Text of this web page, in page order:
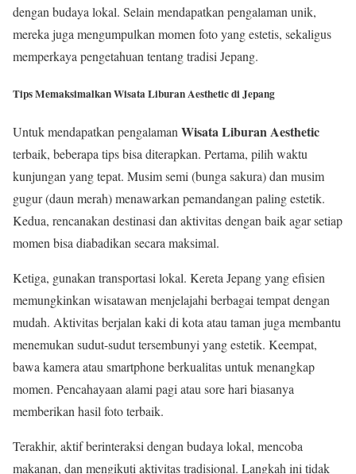
dengan budaya lokal. Selain mendapatkan pengalaman unik,
mereka juga mengumpulkan momen foto yang estetis, sekaligus
memperkaya pengetahuan tentang tradisi Jepang.
Tips Memaksimalkan Wisata Liburan Aesthetic di Jepang
Untuk mendapatkan pengalaman Wisata Liburan Aesthetic
terbaik, beberapa tips bisa diterapkan. Pertama, pilih waktu
kunjungan yang tepat. Musim semi (bunga sakura) dan musim
gugur (daun merah) menawarkan pemandangan paling estetik.
Kedua, rencanakan destinasi dan aktivitas dengan baik agar setiap
momen bisa diabadikan secara maksimal.
Ketiga, gunakan transportasi lokal. Kereta Jepang yang efisien
memungkinkan wisatawan menjelajahi berbagai tempat dengan
mudah. Aktivitas berjalan kaki di kota atau taman juga membantu
menemukan sudut-sudut tersembunyi yang estetik. Keempat,
bawa kamera atau smartphone berkualitas untuk menangkap
momen. Pencahayaan alami pagi atau sore hari biasanya
memberikan hasil foto terbaik.
Terakhir, aktif berinteraksi dengan budaya lokal, mencoba
makanan, dan mengikuti aktivitas tradisional. Langkah ini tidak